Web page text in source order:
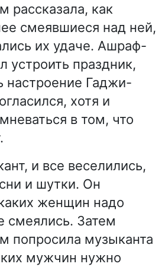
рассказала, как
смеявшиеся над ней,
их удаче. Ашраф-
устроить праздник,
настроение Гаджи-
хотя и
в том, что
и все веселились,
и шутки. Он
женщин надо
смеялись. Затем
попросила музыканта
мужчин нужно